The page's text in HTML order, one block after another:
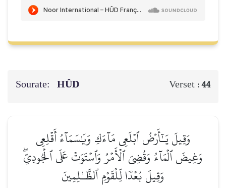
Sourate: HÛD Verset :44
وَقِيلَ يَـٰٓأَرۡضُ ٱبۡلَعِي مَآءَكِ وَيَٰسَمَآءُ أَقۡلِعِي
وَغِيضَ ٱلۡمَآءُ وَقُضِيَ ٱلۡأَمۡرُ وَٱسۡتَوَتۡ عَلَى ٱلۡجُودِيِّۖ
وَقِيلَ بُعۡدٗا لِّلۡقَوۡمِ ٱلظَّـٰلِمِينَ